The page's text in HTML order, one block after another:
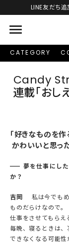
LINE友だち
menu
CATEGORY
Candy
連載「おし
「好きなものを
かわいいと思っ
夢を仕事にし
か？
吉岡
私は今でも
ものだらけなので
仕事をさせてもらえ
毎晩、寝るときは
できなくなる可能